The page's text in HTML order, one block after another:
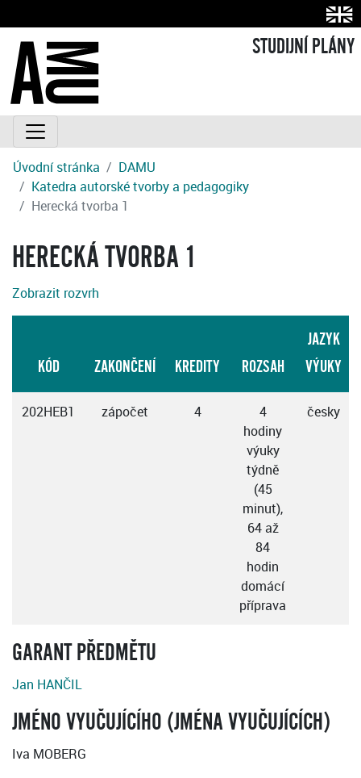
STUDIJNÍ PLÁNY
Úvodní stránka
DAMU
Katedra autorské tvorby a pedagogiky
Herecká tvorba 1
HERECKÁ TVORBA 1
Zobrazit rozvrh
KÓD ZAKONČENÍ KREDITY ROZSAH
JAZYK
VÝUKY
202HEB1 zápočet 4
4
hodiny
výuky
týdně
(45
minut),
64 až
84
hodin
domácí
příprava
česky
GARANT PŘEDMĚTU
Jan HANČIL
JMÉNO VYUČUJÍCÍHO (JMÉNA VYUČUJÍCÍCH)
Iva MOBERG